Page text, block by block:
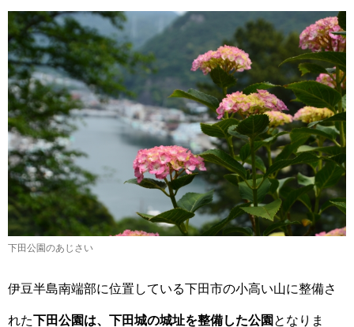
下田公園のあじさい
伊豆半島南端部に位置している下田市の小高い山に整備さ
れた下田公園は、下田城の城址を整備した公園 となりま